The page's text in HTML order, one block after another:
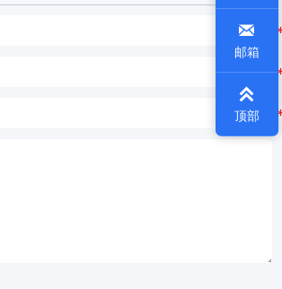

邮箱

顶部